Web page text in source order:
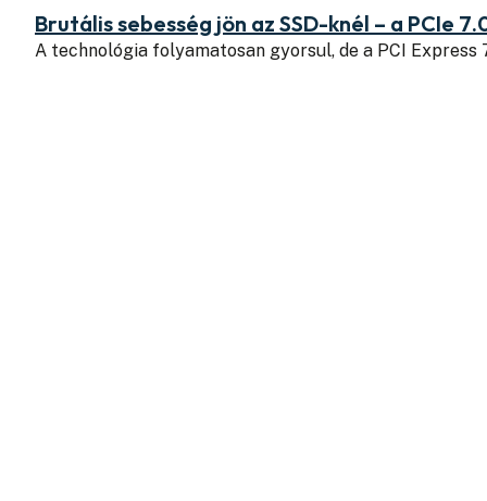
Brutális sebesség jön az SSD-knél – a PCIe
A technológia folyamatosan gyorsul, de a PCI Express